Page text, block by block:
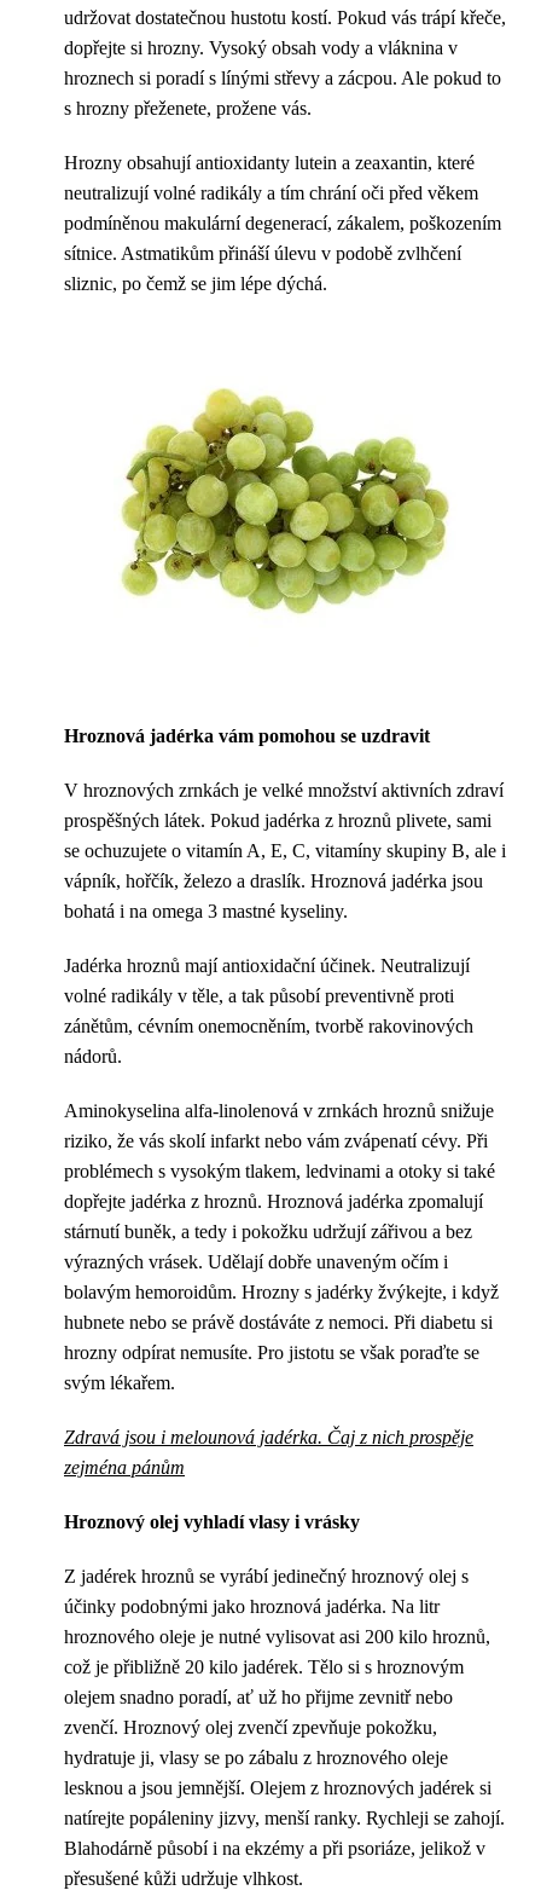
udržovat dostatečnou hustotu kostí. Pokud vás trápí křeče,
dopřejte si hrozny. Vysoký obsah vody a vláknina v
hroznech si poradí s línými střevy a zácpou. Ale pokud to
s hrozny přeženete, prožene vás.
Hrozny obsahují antioxidanty lutein a zeaxantin, které
neutralizují volné radikály a tím chrání oči před věkem
podmíněnou makulární degenerací, zákalem, poškozením
sítnice. Astmatikům přináší úlevu v podobě zvlhčení
sliznic, po čemž se jim lépe dýchá.
Hroznová jadérka vám pomohou se uzdravit
V hroznových zrnkách je velké množství aktivních zdraví
prospěšných látek. Pokud jadérka z hroznů plivete, sami
se ochuzujete o vitamín A, E, C, vitamíny skupiny B, ale i
vápník, hořčík, železo a draslík. Hroznová jadérka jsou
bohatá i na omega 3 mastné kyseliny.
Jadérka hroznů mají antioxidační účinek. Neutralizují
volné radikály v těle, a tak působí preventivně proti
zánětům, cévním onemocněním, tvorbě rakovinových
nádorů.
Aminokyselina alfa-linolenová v zrnkách hroznů snižuje
riziko, že vás skolí infarkt nebo vám zvápenatí cévy. Při
problémech s vysokým tlakem, ledvinami a otoky si také
dopřejte jadérka z hroznů. Hroznová jadérka zpomalují
stárnutí buněk, a tedy i pokožku udržují zářivou a bez
výrazných vrásek. Udělají dobře unaveným očím i
bolavým hemoroidům. Hrozny s jadérky žvýkejte, i když
hubnete nebo se právě dostáváte z nemoci. Při diabetu si
hrozny odpírat nemusíte. Pro jistotu se však poraďte se
svým lékařem.
Zdravá jsou i melounová jadérka. Čaj z nich prospěje
zejména pánům
Hroznový olej vyhladí vlasy i vrásky
Z jadérek hroznů se vyrábí jedinečný hroznový olej s
účinky podobnými jako hroznová jadérka. Na litr
hroznového oleje je nutné vylisovat asi 200 kilo hroznů,
což je přibližně 20 kilo jadérek. Tělo si s hroznovým
olejem snadno poradí, ať už ho přijme zevnitř nebo
zvenčí. Hroznový olej zvenčí zpevňuje pokožku,
hydratuje ji, vlasy se po zábalu z hroznového oleje
lesknou a jsou jemnější. Olejem z hroznových jadérek si
natírejte popáleniny jizvy, menší ranky. Rychleji se zahojí.
Blahodárně působí i na ekzémy a při psoriáze, jelikož v
přesušené kůži udržuje vlhkost.